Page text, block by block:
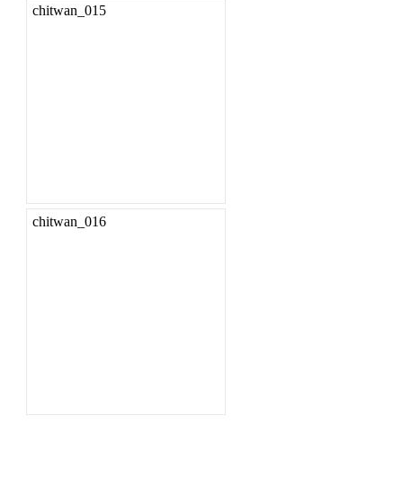
chitwan_015
chitwan_016